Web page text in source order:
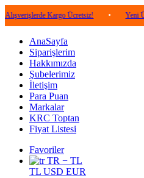
Kargo Ücretsiz! • Yeni Üyelere
AnaSayfa
Siparişlerim
Hakkımızda
Şubelerimiz
İletişim
Para Puan
Markalar
KRC Toptan
Fiyat Listesi
Favoriler
TR − TL
TL USD EUR